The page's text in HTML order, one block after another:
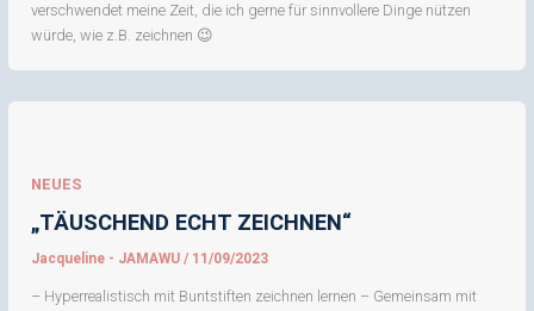
verschwendet meine Zeit, die ich gerne für sinnvollere Dinge nützen
würde, wie z.B. zeichnen 😉
NEUES
„TÄUSCHEND ECHT ZEICHNEN“
Jacqueline - JAMAWU/ 11/09/2023
– Hyperrealistisch mit Buntstiften zeichnen lernen – Gemeinsam mit